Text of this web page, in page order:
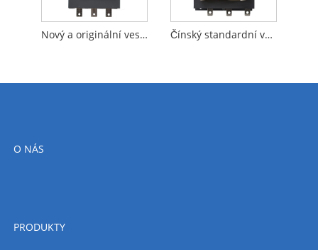
Nový a originální vestavěný obtokový softstartér Třífázový softstartér 115KW pro průmyslové stroje Čínský standardní vestavěný bypass 132KW softstartér třífázový softstartér pro vzduchový kompresor
O NÁS
PRODUKTY